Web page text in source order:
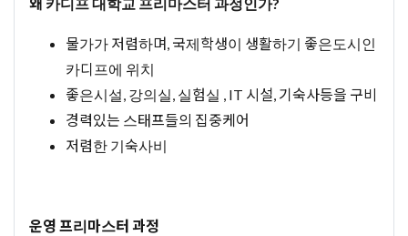
물가가 저렴하며, 국제학생이 생활하기 좋은도시인
카디프에 위치
좋은시설, 강의실, 실험실 , IT 시설, 기숙사등을 구비
경력있는 스태프들의 집중케어
저렴한 기숙사비
운영 프리마스터 과정